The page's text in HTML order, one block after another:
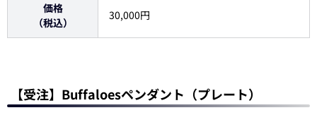
価格
（税込）
30,000円
【受注】Buffaloesペンダント（プレート）